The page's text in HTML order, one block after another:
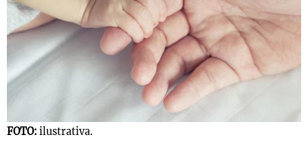
FOTO: ilustrativa.
Mundial 2026
Notas
La Sole en